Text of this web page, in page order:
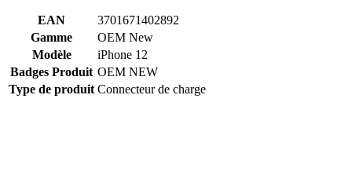
EAN
3701671402892
Gamme
OEM New
Modèle
iPhone 12
Badges Produit OEM NEW
Type de produit Connecteur de charge